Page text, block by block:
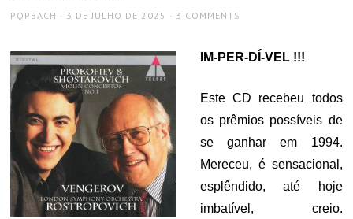
AUTHOR
PQPBACH
POSTED
3 DE JULHO DE 2025 3 COMMENTS
IM-PER-DÍ-VEL !!!
Este CD recebeu todos
os prêmios possíveis de
se ganhar em 1994.
Mereceu, é sensacional,
esplêndido, até hoje
imbatível, creio.